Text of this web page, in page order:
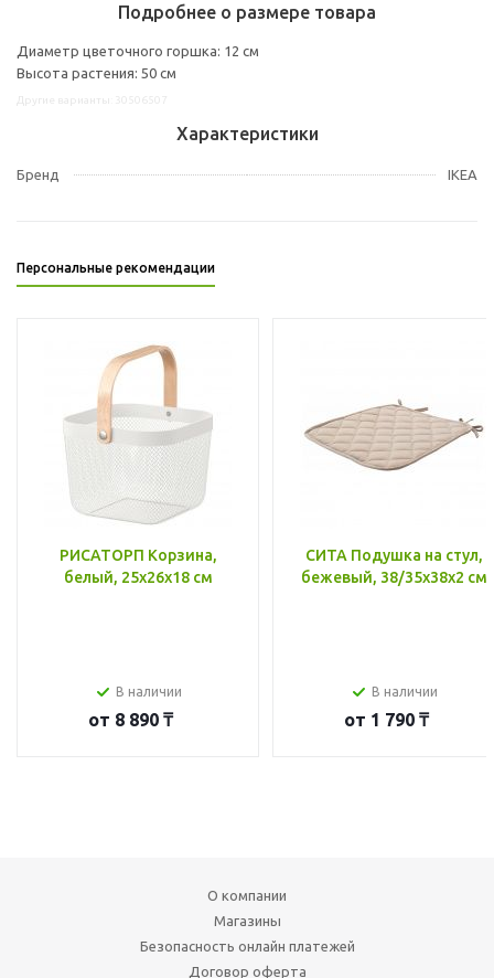
Подробнее о размере товара
Диаметр цветочного горшка: 12 см
Высота растения: 50 см
Характеристики
Бренд IKEA
Персональные рекомендации
РИСАТОРП Корзина,
белый, 25x26x18 см
В наличии
от 8 890 ₸
СИТА Подушка на стул,
бежевый, 38/35x38x2 см
В наличии
от 1 790 ₸
О компании
Магазины
Безопасность онлайн платежей
Договор оферта